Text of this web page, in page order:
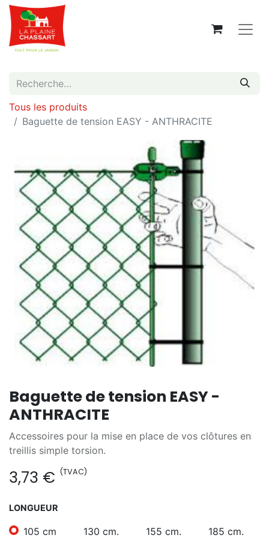
Tous les produits
Baguette de tension EASY - ANTHRACITE
Baguette de tension EASY -
ANTHRACITE
Accessoires pour la mise en place de vos clôtures en
treillis simple torsion.
3,73 € (TVAC)
LONGUEUR
105 cm 130 cm. 155 cm. 185 cm.